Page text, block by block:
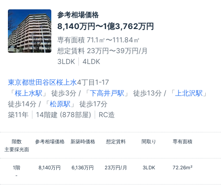
参考相場価格
8,140万円〜1億3,762万円
専有面積 71.1㎡〜111.84㎡
想定賃料 23万円〜39万円/月
3LDK
4LDK
東京都世田谷区桜上水4丁目1-17
「桜上水駅 」 徒歩3分 / 「下高井戸駅 」 徒歩13分 / 「 上北沢駅 」
徒歩14分 / 「松原駅 」 徒歩17分
築11年
14階建 (878部屋) RC造
階数 参考相場価格 新築時価格 想定賃料 間取り
専有面積
主要採光面
1階 8,140万円 6,136万円 23万円/月 3LDK
72.26m²
-